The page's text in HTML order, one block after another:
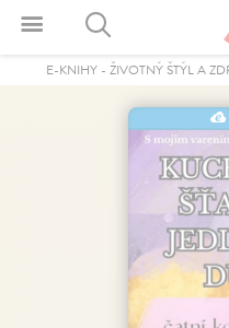
E-KNIHY- ŽIVOTNÝ ŠTÝL A